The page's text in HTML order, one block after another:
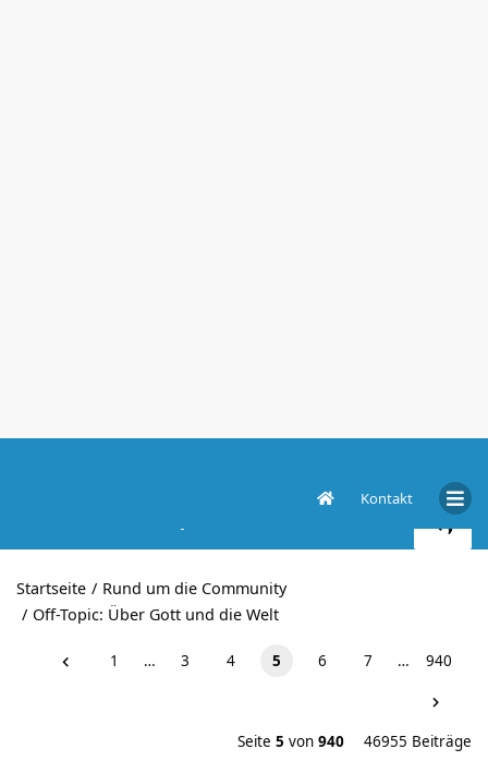
Kontakt
Startseite
Rund um die Community
Off-Topic: Über Gott und die Welt
1 … 3 4 5 6 7 … 940
Seite 5 von 940 46955 Beiträge